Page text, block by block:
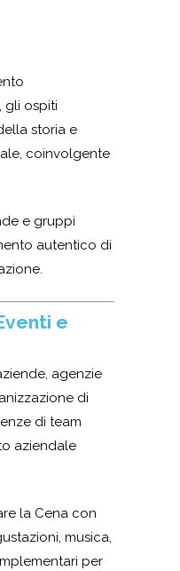
gli ospiti
storia e
coinvolgente
e gruppi
autentico di
e
agenzie
di
di team
aziendale
la Cena con
musica,
per